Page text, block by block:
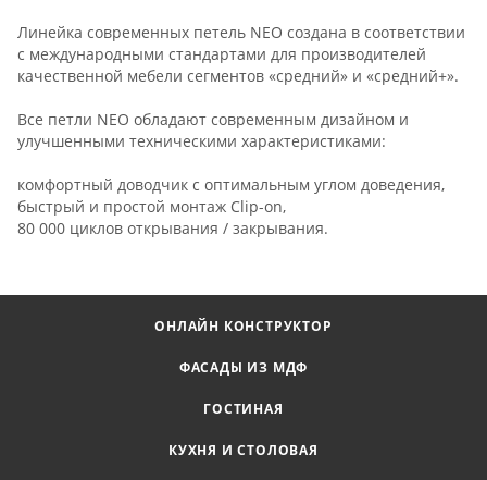
Линейка современных петель NEO создана в соответствии
с международными стандартами для производителей
качественной мебели сегментов «средний» и «средний+».
Все петли NEO обладают современным дизайном и
улучшенными техническими характеристиками:
комфортный доводчик с оптимальным углом доведения,
быстрый и простой монтаж Clip-on,
80 000 циклов открывания / закрывания.
ОНЛАЙН КОНСТРУКТОР
ФАСАДЫ ИЗ МДФ
ГОСТИНАЯ
КУХНЯ И СТОЛОВАЯ